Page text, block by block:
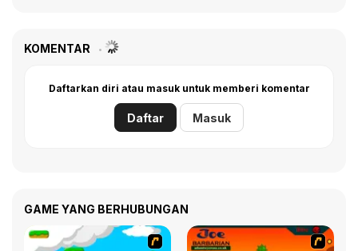
KOMENTAR
Daftarkan diri atau masuk untuk memberi komentar
Daftar Masuk
GAME YANG BERHUBUNGAN